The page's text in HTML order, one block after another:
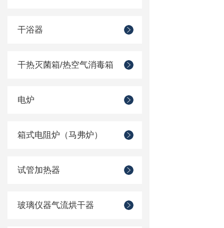
干浴器
干热灭菌箱/热空气消毒箱
电炉
箱式电阻炉（马弗炉）
试管加热器
玻璃仪器气流烘干器